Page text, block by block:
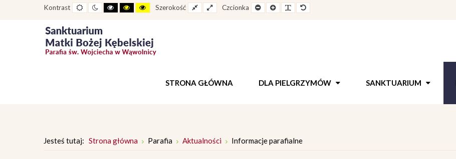
Kontrast
Widok
standardowy
Widok
nocny
Wysoki
kontrast
biały
Wysoki
kontrast
żółty
Wysoki
kontrast
czarny
Szerokość
Fixed
layout
Wide
layout
Czcionka
Pomniejszony
rozmiar
Powiększony
rozmiar
Zwiększ
odstępy
Standarowy
rozmiar
STRONA GŁÓWNA DLA PIELGRZYMÓW SANKTUARIUM
Jesteś tutaj: Strona główna Parafia Aktualności Informacje parafialne